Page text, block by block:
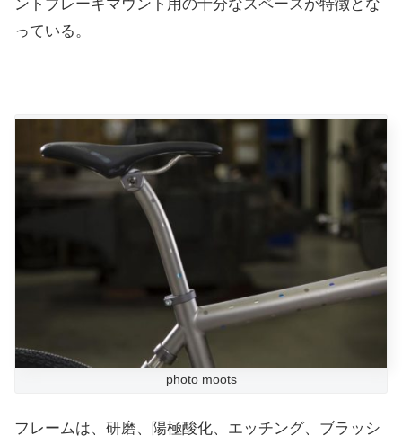
ントブレーキマウント用の十分なスペースが特徴とな
っている。
photo moots
フレームは、研磨、陽極酸化、エッチング、ブラッシ